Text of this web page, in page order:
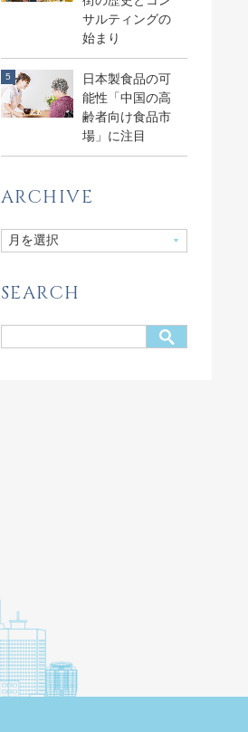
サルティングの
始まり
日本製食品の可
能性「中国の高
齢者向け食品市
場」に注目
ARCHIVE
SEARCH